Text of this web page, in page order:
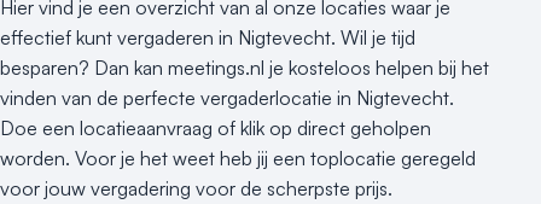
Hier vind je een overzicht van al onze locaties waar je
effectief kunt vergaderen in Nigtevecht. Wil je tijd
besparen? Dan kan meetings.nl je kosteloos helpen bij het
vinden van de perfecte vergaderlocatie in Nigtevecht.
Doe een locatieaanvraag of klik op direct geholpen
worden. Voor je het weet heb jij een toplocatie geregeld
voor jouw vergadering voor de scherpste prijs.